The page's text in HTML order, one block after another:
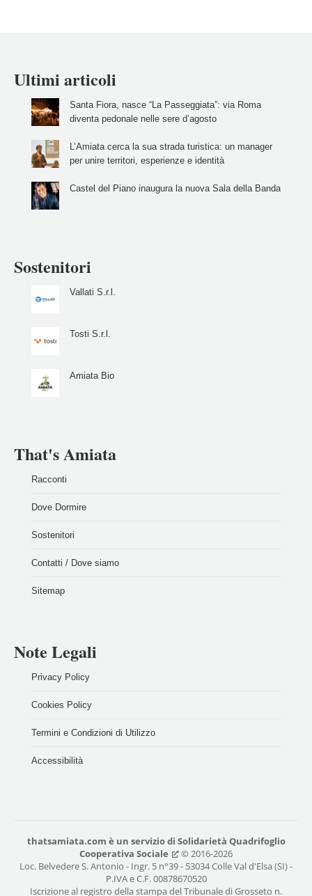
Ultimi articoli
Santa Fiora, nasce “La Passeggiata”: via Roma
diventa pedonale nelle sere d’agosto
L’Amiata cerca la sua strada turistica: un manager
per unire territori, esperienze e identità
Castel del Piano inaugura la nuova Sala della Banda
Sostenitori
Vallati S.r.l.
Tosti S.r.l.
Amiata Bio
That's Amiata
Racconti
Dove Dormire
Sostenitori
Contatti / Dove siamo
Sitemap
Note Legali
Privacy Policy
Cookies Policy
Termini e Condizioni di Utilizzo
Accessibilità
thatsamiata.com è un servizio di Solidarietà Quadrifoglio
Cooperativa Sociale
© 2016-2026
Loc. Belvedere S. Antonio - Ingr. 5 n°39 - 53034 Colle Val d'Elsa (SI) -
P.IVA e C.F. 00878670520
Iscrizione al registro della stampa del Tribunale di Grosseto n.